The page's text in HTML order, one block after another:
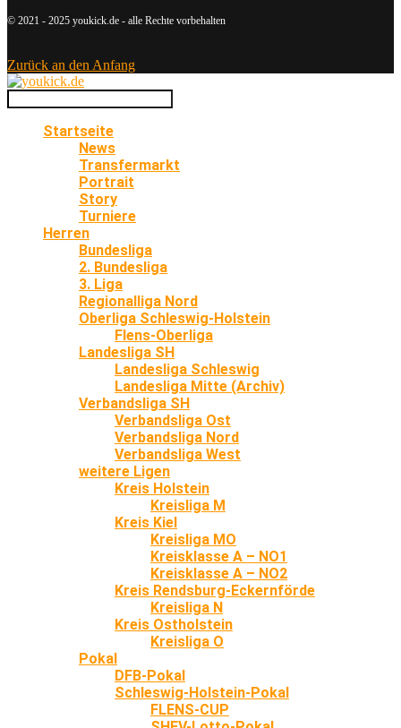
© 2021 - 2025 youkick.de - alle Rechte vorbehalten
Zurück an den Anfang
Startseite
News
Transfermarkt
Portrait
Story
Turniere
Herren
Bundesliga
2. Bundesliga
3. Liga
Regionalliga Nord
Oberliga Schleswig-Holstein
Flens-Oberliga
Landesliga SH
Landesliga Schleswig
Landesliga Mitte (Archiv)
Verbandsliga SH
Verbandsliga Ost
Verbandsliga Nord
Verbandsliga West
weitere Ligen
Kreis Holstein
Kreisliga M
Kreis Kiel
Kreisliga MO
Kreisklasse A – NO1
Kreisklasse A – NO2
Kreis Rendsburg-Eckernförde
Kreisliga N
Kreis Ostholstein
Kreisliga O
Pokal
DFB-Pokal
Schleswig-Holstein-Pokal
FLENS-CUP